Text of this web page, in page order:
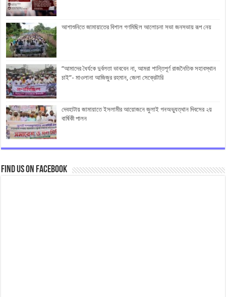
আশাশুনিতে জামায়াতের বিশাল গণমিছিল আলোচনা সভা জনসভায় রূপ নেয়
“আমাদের ধৈর্যকে দুর্বলতা ভাববেন না, আমরা শান্তিপূর্ণ রাজনৈতিক সহাবস্থান
চাই”- মাওলানা আজিজুর রহমান, জেলা সেক্রেটারি
দেবহাটায় জামায়াতে ইসলামীর আয়োজনে জুলাই গনঅভ্যুত্থান দিবসের ২য়
বার্ষিকী পালন
Find us on Facebook